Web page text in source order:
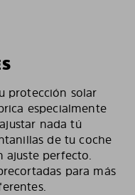
protección solar
especialmente
nada tú
de tu coche
ajuste perfecto.
para más